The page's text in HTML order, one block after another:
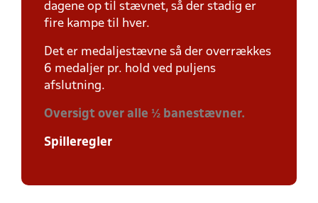
dagene op til stævnet, så der stadig er
fire kampe til hver.
Det er medaljestævne så der overrækkes
6 medaljer pr. hold ved puljens
afslutning.
Oversigt over alle ½ banestævner.
Spilleregler